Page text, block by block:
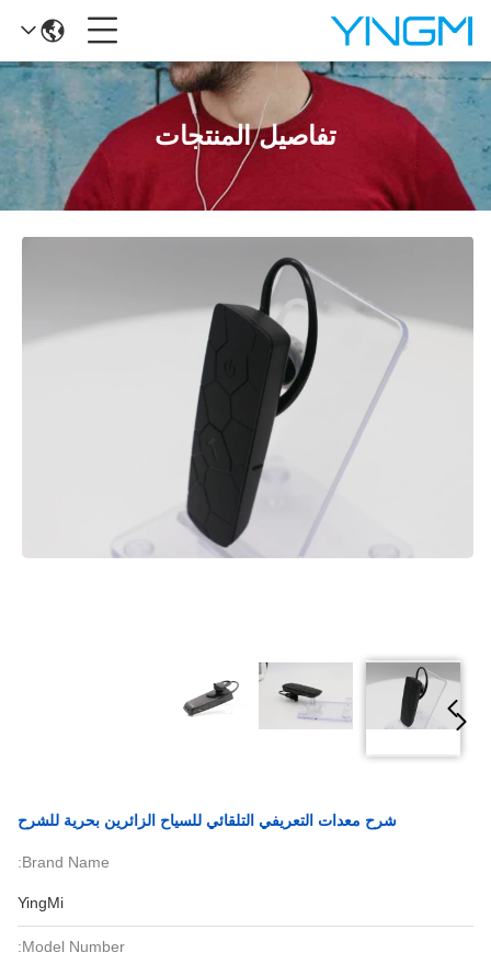
تفاصيل المنتجات
شرح معدات التعريفي التلقائي للسياح الزائرين بحرية للشرح
Brand Name:
YingMi
Model Number: